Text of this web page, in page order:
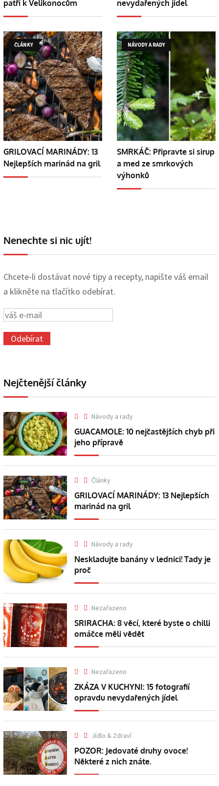
patří k Velikonocům nevydařených jídel
ČLÁNKY
GRILOVACÍ MARINÁDY: 13
Nejlepších marinád na gril
NÁVODY A RADY
SMRKÁČ: Připravte si sirup
a med ze smrkových
výhonků
Nenechte si nic ujít!
Chcete-li dostávat nové tipy a recepty, napište váš email
a klikněte na tlačítko odebírat.
Nejčtenější články
Návody a rady
GUACAMOLE: 10 nejčastějších chyb při
jeho přípravě
Články
GRILOVACÍ MARINÁDY: 13 Nejlepších
marinád na gril
Návody a rady
Neskladujte banány v lednici! Tady je
proč
Nezařazeno
SRIRACHA: 8 věcí, které byste o chilli
omáčce měli vědět
Nezařazeno
ZKÁZA V KUCHYNI: 15 fotografií
opravdu nevydařených jídel
Jídlo & Zdraví
POZOR: Jedovaté druhy ovoce!
Některé z nich znáte.